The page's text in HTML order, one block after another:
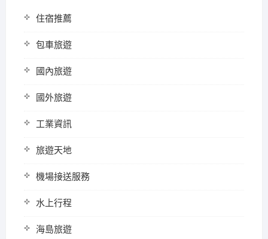
住宿推薦
包車旅遊
國內旅遊
國外旅遊
工業資訊
旅遊天地
機場接送服務
水上行程
海島旅遊